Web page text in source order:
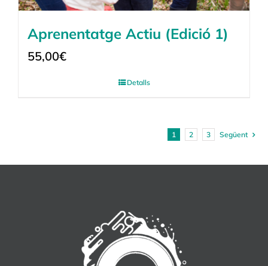
Aprenentatge Actiu (Edició 1)
55,00€
Detalls
1 2 3 Següent